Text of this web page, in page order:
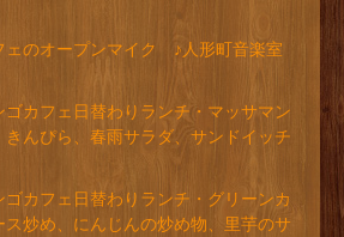
のオープンマイク ♪人形町音楽室
ゴカフェ日替わりランチ・マッサマン
きんぴら、春雨サラダ、サンドイッチ
カフェ日替わりランチ・グリーンカ
ス炒め、にんじんの炒め物、里芋のサ